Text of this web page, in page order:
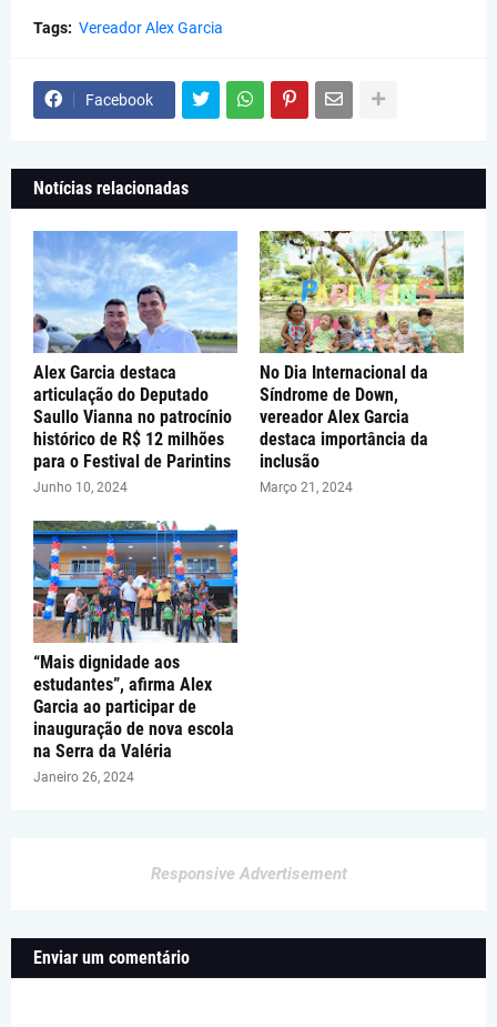
Tags: Vereador Alex Garcia
Facebook
Notícias relacionadas
Alex Garcia destaca
articulação do Deputado
Saullo Vianna no patrocínio
histórico de R$ 12 milhões
para o Festival de Parintins
Junho 10, 2024
No Dia Internacional da
Síndrome de Down,
vereador Alex Garcia
destaca importância da
inclusão
Março 21, 2024
“Mais dignidade aos
estudantes”, afirma Alex
Garcia ao participar de
inauguração de nova escola
na Serra da Valéria
Janeiro 26, 2024
Responsive Advertisement
Enviar um comentário